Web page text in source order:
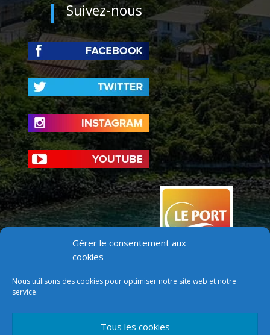
Gérer le consentement aux
cookies
Nous utilisons des cookies pour optimiser notre site web et notre
service.
Tous les cookies
Suivez-nous